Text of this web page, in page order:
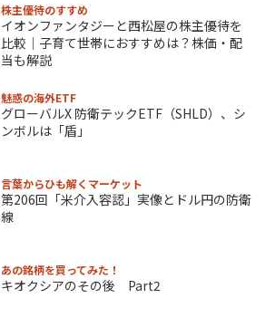
株主優待のすすめ
イオンファンタジーと西松屋の株主優待を
比較｜子育て世帯におすすめは？株価・配
当も解説
魅惑の海外ETF
グローバルX 防衛テックETF（SHLD）、シ
ンボルは「盾」
言葉からひも解くマーケット
第206回「米介入容認」実像とドル円の防衛
線
あの銘柄を買ってみた！
キオクシアのその後 Part2